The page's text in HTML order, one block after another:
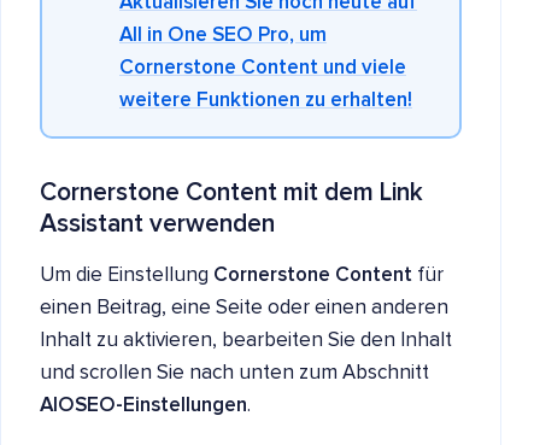
All in One SEO Pro, um
Cornerstone Content und viele
weitere Funktionen zu erhalten!
Cornerstone Content mit dem Link
Assistant verwenden
Um die Einstellung Cornerstone Content für
einen Beitrag, eine Seite oder einen anderen
Inhalt zu aktivieren, bearbeiten Sie den Inhalt
und scrollen Sie nach unten zum Abschnitt
AIOSEO-Einstellungen.